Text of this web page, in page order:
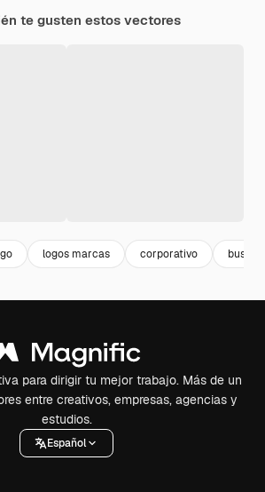
te gusten estos vectores
logos marcas corporativo
para dirigir tu mejor trabajo. Más de un
entre creativos, empresas, agencias y
estudios.
Español